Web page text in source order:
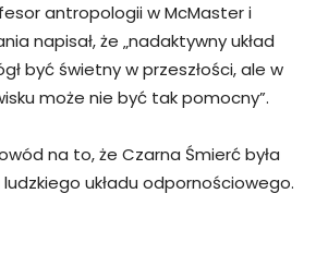
antropologii w McMaster i
napisał, że „nadaktywny układ
być świetny w przeszłości, ale w
może nie być tak pomocny”.
na to, że Czarna Śmierć była
układu odpornościowego.